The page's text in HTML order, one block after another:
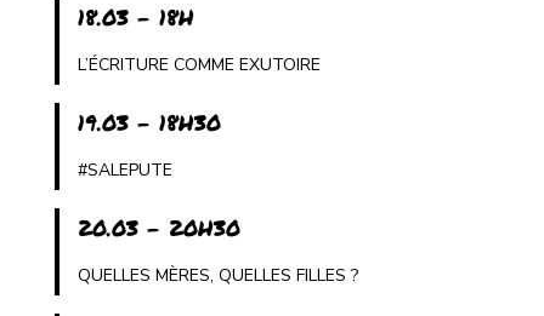
18.03 - 18H
L’ÉCRITURE COMME EXUTOIRE
19.03 - 18H30
#SALEPUTE
20.03 - 20H30
QUELLES MÈRES, QUELLES FILLES ?